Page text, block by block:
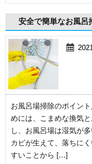
安全で簡単なお風呂
お風呂場掃除のポイン
めには、こまめな換気
し、お風呂場は湿気が
カビが生えて、落ちに
すいことから […]